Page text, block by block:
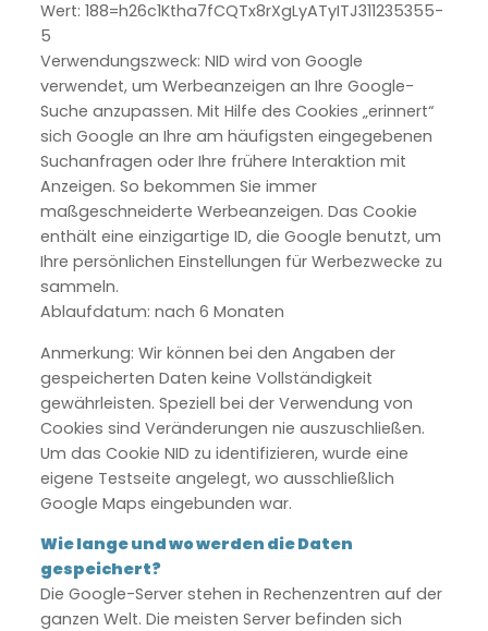
Wert: 188=h26c1Ktha7fCQTx8rXgLyATyITJ311235355-
5
Verwendungszweck: NID wird von Google
verwendet, um Werbeanzeigen an Ihre Google-
Suche anzupassen. Mit Hilfe des Cookies „erinnert“
sich Google an Ihre am häufigsten eingegebenen
Suchanfragen oder Ihre frühere Interaktion mit
Anzeigen. So bekommen Sie immer
maßgeschneiderte Werbeanzeigen. Das Cookie
enthält eine einzigartige ID, die Google benutzt, um
Ihre persönlichen Einstellungen für Werbezwecke zu
sammeln.
Ablaufdatum: nach 6 Monaten
Anmerkung: Wir können bei den Angaben der
gespeicherten Daten keine Vollständigkeit
gewährleisten. Speziell bei der Verwendung von
Cookies sind Veränderungen nie auszuschließen.
Um das Cookie NID zu identifizieren, wurde eine
eigene Testseite angelegt, wo ausschließlich
Google Maps eingebunden war.
Wie lange und wo werden die Daten
gespeichert?
Die Google-Server stehen in Rechenzentren auf der
ganzen Welt. Die meisten Server befinden sich